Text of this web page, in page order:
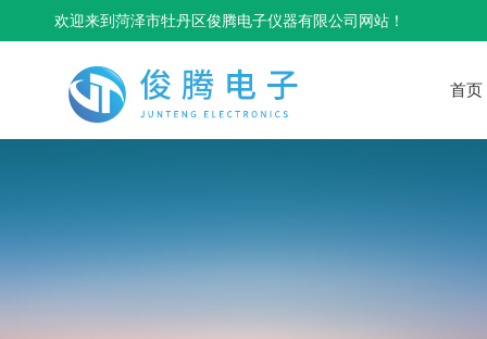
欢迎来到菏泽市牡丹区俊腾电子仪器有限公司网站！
首页